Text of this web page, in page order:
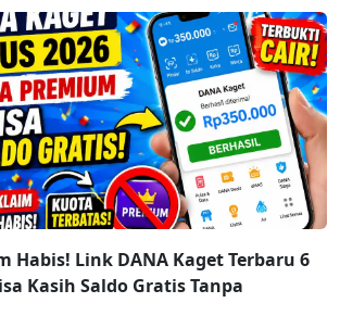
Habis! Link DANA Kaget Terbaru 6
Kasih Saldo Gratis Tanpa